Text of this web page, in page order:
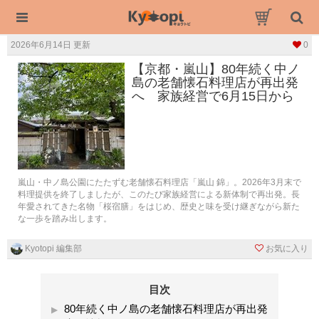
2026年6月14日 更新 0
【京都・嵐山】80年続く中ノ
島の老舗懐石料理店が再出発
へ 家族経営で6月15日から
嵐山・中ノ島公園にたたずむ老舗懐石料理店「嵐山 錦」。2026年3月末で
料理提供を終了しましたが、このたび家族経営による新体制で再出発。長
年愛されてきた名物「桜宿膳」をはじめ、歴史と味を受け継ぎながら新た
な一歩を踏み出します。
Kyotopi 編集部 お気に入り
目次
80年続く中ノ島の老舗懐石料理店が再出発